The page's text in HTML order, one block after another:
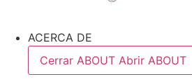
ACERCA DE
Cerrar ABOUT Abrir ABOUT